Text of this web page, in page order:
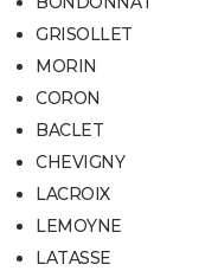
GRISOLLET
MORIN
CORON
BACLET
CHEVIGNY
LACROIX
LEMOYNE
LATASSE